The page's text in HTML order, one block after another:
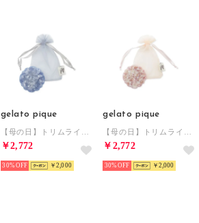
gelato pique
￥2,772
30% ￥2,000
gelato pique
￥2,772
30% ￥2,000